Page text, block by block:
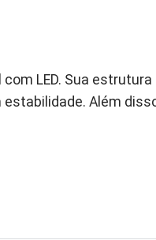
LED. Sua estrutura
Além